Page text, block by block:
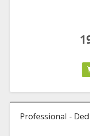
Professional -